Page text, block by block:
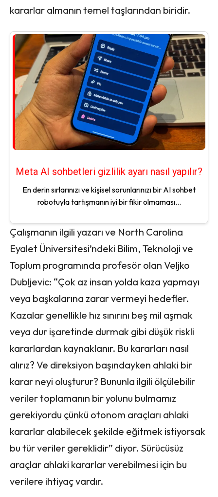
kararlar almanın temel taşlarından biridir.
Meta AI sohbetleri gizlilik ayarı nasıl yapılır?
En derin sırlarınızı ve kişisel sorunlarınızı bir AI sohbet
robotuyla tartışmanın iyi bir fikir olmaması...
Çalışmanın ilgili yazarı ve North Carolina
Eyalet Üniversitesi’ndeki Bilim, Teknoloji ve
Toplum programında profesör olan Veljko
Dubljevic: “Çok az insan yolda kaza yapmayı
veya başkalarına zarar vermeyi hedefler.
Kazalar genellikle hız sınırını beş mil aşmak
veya dur işaretinde durmak gibi düşük riskli
kararlardan kaynaklanır. Bu kararları nasıl
alırız? Ve direksiyon başındayken ahlaki bir
karar neyi oluşturur? Bununla ilgili ölçülebilir
veriler toplamanın bir yolunu bulmamız
gerekiyordu çünkü otonom araçları ahlaki
kararlar alabilecek şekilde eğitmek istiyorsak
bu tür veriler gereklidir” diyor. Sürücüsüz
araçlar ahlaki kararlar verebilmesi için bu
verilere ihtiyaç vardır.